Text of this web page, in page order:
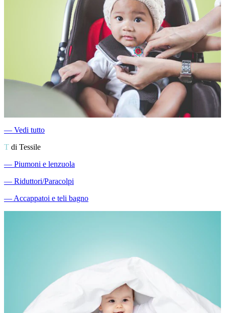
― Vedi tutto
T di Tessile
― Piumoni e lenzuola
― Riduttori/Paracolpi
―Accappatoi e teli bagno